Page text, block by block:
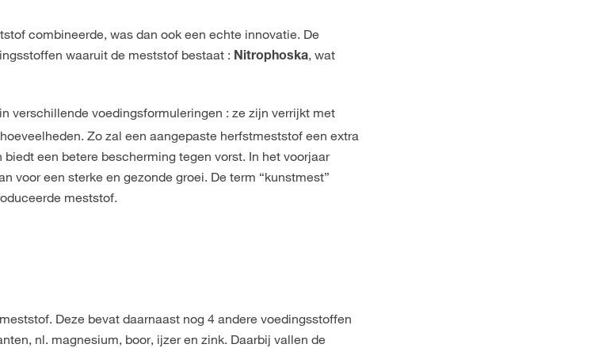
combineerde, was dan ook een echte innovatie. De
waaruit de meststof bestaat : Nitrophoska, wat
in verschillende voedingsformuleringen : ze zijn verrijkt met
Zo zal een aangepaste herfstmeststof een extra
een betere bescherming tegen vorst. In het voorjaar
voor een sterke en gezonde groei. De term “kunstmest”
meststof.
Deze bevat daarnaast nog 4 andere voedingsstoffen
nl. magnesium, boor, ijzer en zink. Daarbij vallen de